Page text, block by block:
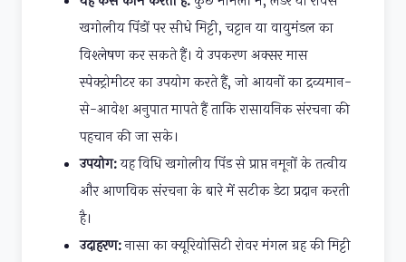
खगोलीय पिंडों पर सीधे मिट्टी, चट्टान या वायुमंडल का
विश्लेषण कर सकते हैं। ये उपकरण अक्सर मास
स्पेक्ट्रोमीटर का उपयोग करते हैं, जो आयनों का द्रव्यमान-
से-आवेश अनुपात मापते हैं ताकि रासायनिक संरचना की
पहचान की जा सके।
उपयोग:यह विधि खगोलीय पिंड से प्राप्त नमूनों के तत्वीय
और आणविक संरचना के बारे में सटीक डेटा प्रदान करती
है।
उदाहरण:नासा का क्यूरियोसिटी रोवर मंगल ग्रह की मिट्टी